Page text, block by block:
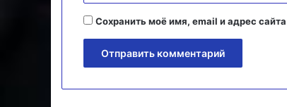
Сохранить моё имя, email и адрес